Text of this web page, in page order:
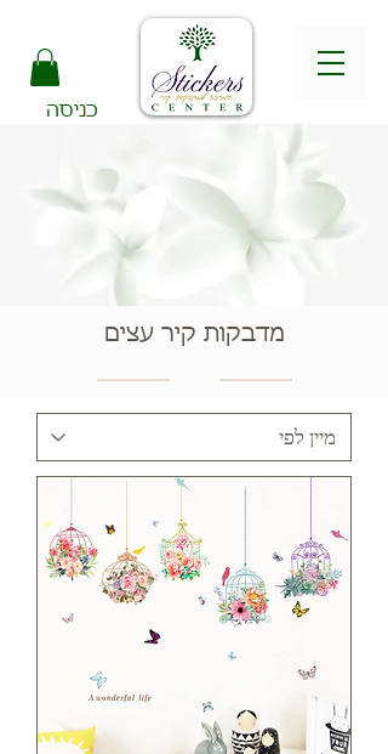
כניסה
מדבקות קיר עצים